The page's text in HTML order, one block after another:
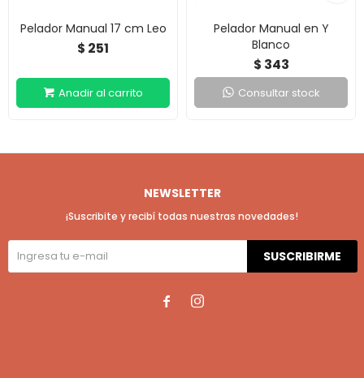
Pelador Manual 17 cm Leo
$ 251
Pelador Manual en Y
Blanco
$ 343
Consultar stock
NEWSLETTER
¡Suscribite y recibí todas nuestras novedades!
SUSCRIBIRME
 